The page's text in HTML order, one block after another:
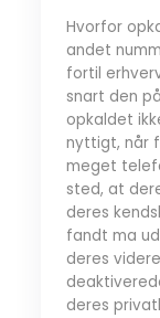
Hvorfor
andet
fortil
snart den
opkaldet
nyttigt, når
meget
sted, at
deres
fandt ma
deres
deres